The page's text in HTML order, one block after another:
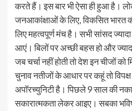
करते हैं। इस बार भी ऐसा ही हुआ है।
जनआकांक्षाओं के लिए, विकसित भारत
लिए महत्वपूर्ण मंच है। सभी सांसद
आएं। बिलों पर अच्छी बहस हो और
जब चर्चा नहीं होती तो देश इन चीजों को
चुनाव नतीजों के आधार पर कहूं तो
अपॉरच्युनिटी है। पिछले 9 साल की
सकारात्मकता लेकर आइए। सबका